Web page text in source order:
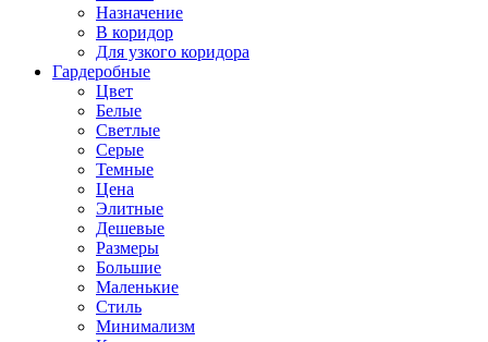
Назначение
В коридор
Для узкого коридора
Гардеробные
Цвет
Белые
Светлые
Серые
Темные
Цена
Элитные
Дешевые
Размеры
Большие
Маленькие
Стиль
Минимализм